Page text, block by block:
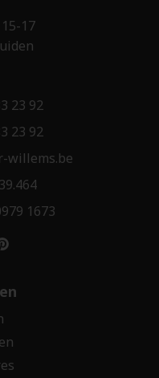
17
23 92
23 92
willems.be
1673